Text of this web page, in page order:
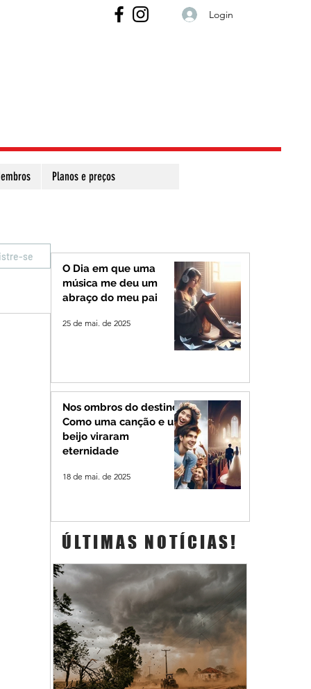
Login
Planos e preços
se
O Dia em que uma
música me deu um
abraço do meu pai
25 de mai. de 2025
Nos ombros do destino:
Como uma canção e um
beijo viraram
eternidade
18 de mai. de 2025
ÚLTIMAS NOTÍCIAS!